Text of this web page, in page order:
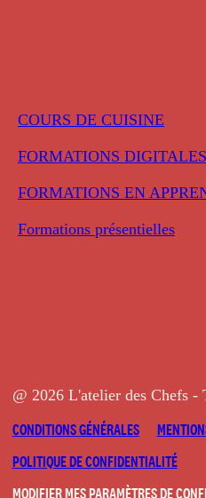
COURS DE CUISINE
FORMATIONS DIGITALES
FORMATIONS EN
Formations présentielles
@ 2026 L'atelier des Chefs -
CONDITIONS GÉNÉRALES
POLITIQUE DE CONFIDENTIALITÉ
MODIFIER MES PARAMÈTRES DE